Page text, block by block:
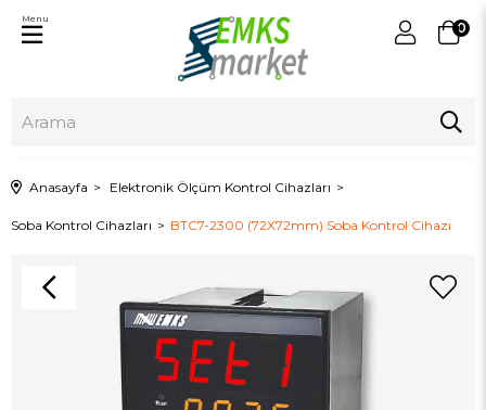
0
Menu
Anasayfa Elektronik Ölçüm Kontrol Cihazları
Soba Kontrol Cihazları BTC7-2300 (72X72mm) Soba Kontrol Cihazı